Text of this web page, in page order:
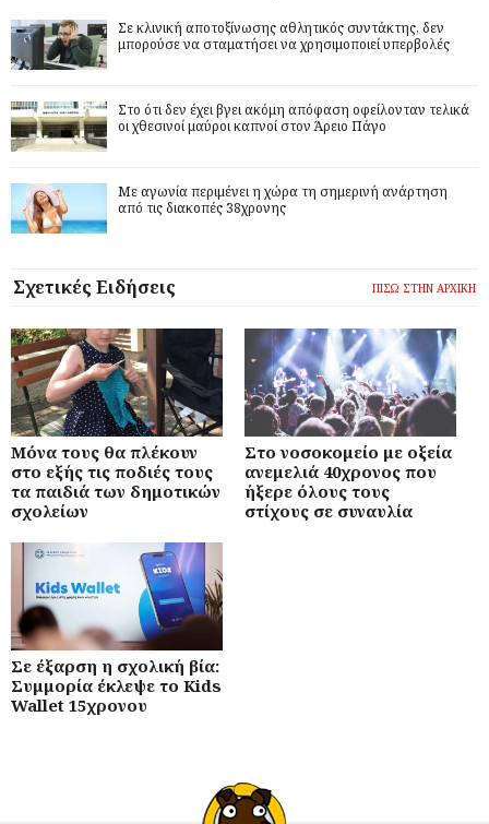
Σε κλινική αποτοξίνωσης αθλητικός συντάκτης, δεν
μπορούσε να σταματήσει να χρησιμοποιεί υπερβολές
Στο ότι δεν έχει βγει ακόμη απόφαση οφείλονταν τελικά
οι χθεσινοί μαύροι καπνοί στον Άρειο Πάγο
Με αγωνία περιμένει η χώρα τη σημερινή ανάρτηση
από τις διακοπές 38χρονης
Σχετικές Ειδήσεις ΠΙΣΩ ΣΤΗΝ ΑΡΧΙΚΗ
Μόνα τους θα πλέκουν
στο εξής τις ποδιές τους
τα παιδιά των δημοτικών
σχολείων
Στο νοσοκομείο με οξεία
ανεμελιά 40χρονος που
ήξερε όλους τους
στίχους σε συναυλία
Σε έξαρση η σχολική βία:
Συμμορία έκλεψε το Kids
Wallet 15χρονου